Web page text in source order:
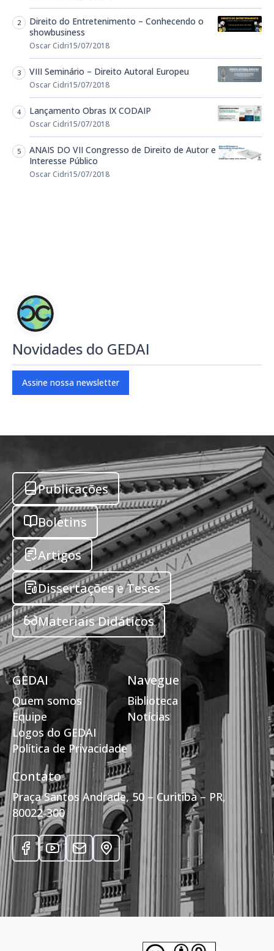
Direito do Entretenimento – Conhecendo o
showbusiness
Oscar Cidri15/07/2018
VIII Seminário – Direito Autoral Europeu
Oscar Cidri15/07/2018
Lançamento Obras IX CODAIP
Oscar Cidri15/07/2018
ANAIS DO VII Congresso de Direito de Autor e
Interesse Público
Oscar Cidri15/07/2018
Novidades do GEDAI
Assine nossa newsletter
Publicações
Boletins
Artigos
Dissertações e Teses
Materiais Didáticos
GEDAI
Quem somos
Equipe
Logos do GEDAI
Política de Privacidade
Navegue
Biblioteca
Notícias
Contato
Praça Santos Andrade, 50 – Curitiba – PR,
80022-300